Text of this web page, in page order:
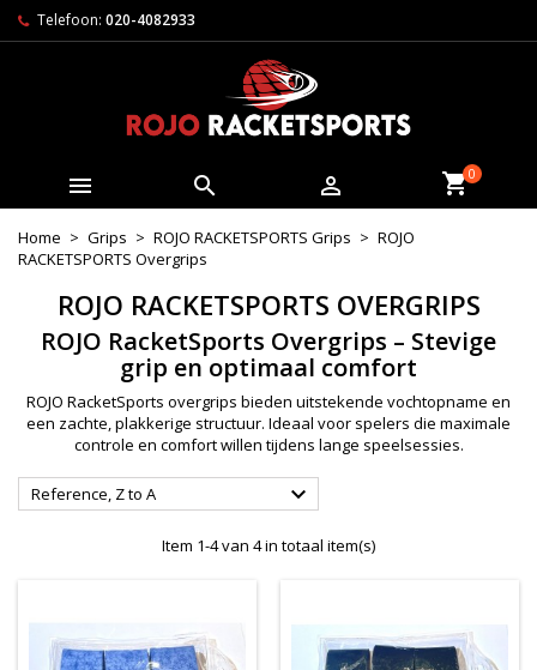
Telefoon: 020-4082933
   0
Home Grips ROJO RACKETSPORTS Grips
ROJO
RACKETSPORTS Overgrips
ROJO RACKETSPORTS OVERGRIPS
ROJO RacketSports Overgrips – Stevige
grip en optimaal comfort
ROJO RacketSports overgrips bieden uitstekende vochtopname en
een zachte, plakkerige structuur. Ideaal voor spelers die maximale
controle en comfort willen tijdens lange speelsessies.
Reference, Z to A 
Item 1-4 van 4 in totaal item(s)